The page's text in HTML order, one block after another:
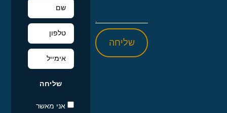
שליחה
אני מאשר
שליחה